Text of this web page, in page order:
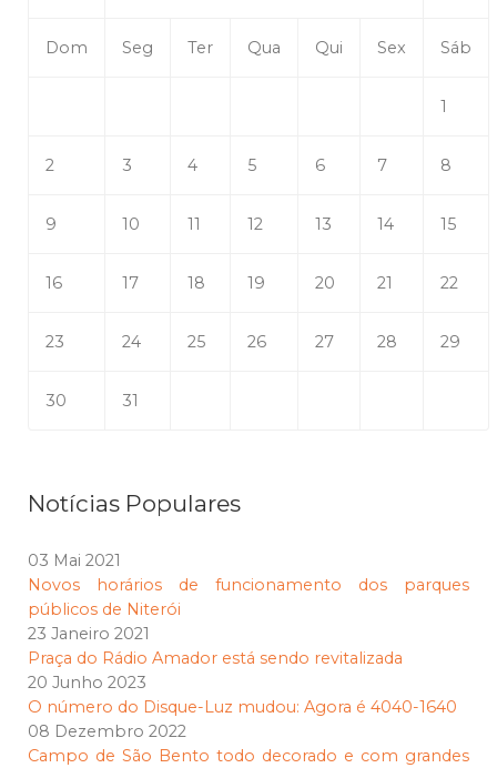
Dom Seg Ter Qua Qui Sex Sáb
1
2 3 4 5 6 7 8
9 10 11 12 13 14 15
16 17 18 19 20 21 22
23 24 25 26 27 28 29
30 31
Notícias Populares
03 Mai 2021
Novos horários de funcionamento dos parques
públicos de Niterói
23 Janeiro 2021
Praça do Rádio Amador está sendo revitalizada
20 Junho 2023
O número do Disque-Luz mudou: Agora é 4040-1640
08 Dezembro 2022
Campo de São Bento todo decorado e com grandes